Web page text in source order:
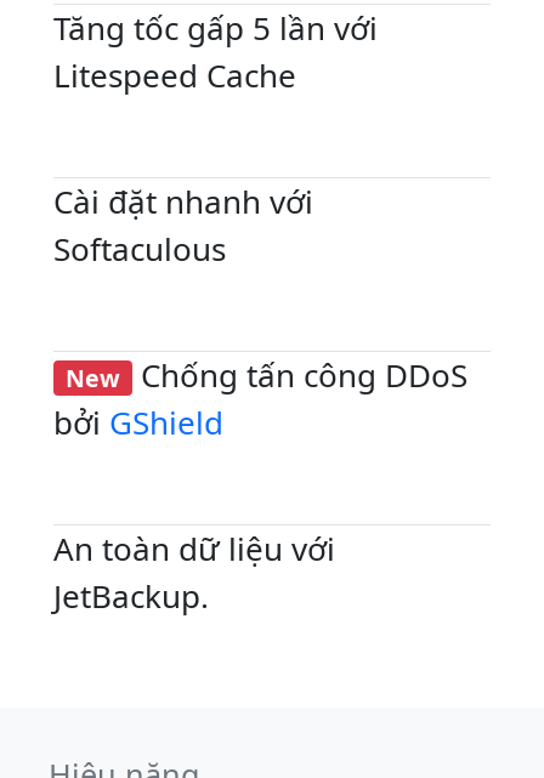
Tăng tốc gấp 5 lần với
Litespeed Cache
Cài đặt nhanh với
Softaculous
New Chống tấn công DDoS
bởi GShield
An toàn dữ liệu với
JetBackup.